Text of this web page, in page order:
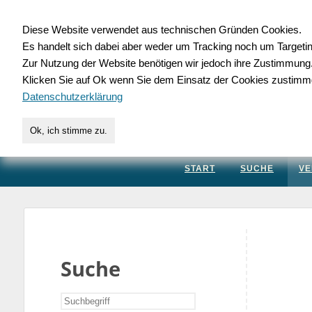
für Handwerk,
START SUCHE
Suche
Diese Website verwendet aus technischen Gründen Cookies.
Es handelt sich dabei aber weder um Tracking noch um
Zur Nutzung der Website benötigen wir jedoch ihre Zustimmung.
Klicken Sie auf Ok wenn Sie dem Einsatz der Cookies
Datenschutzerklärung
Ok, ich stimme zu.